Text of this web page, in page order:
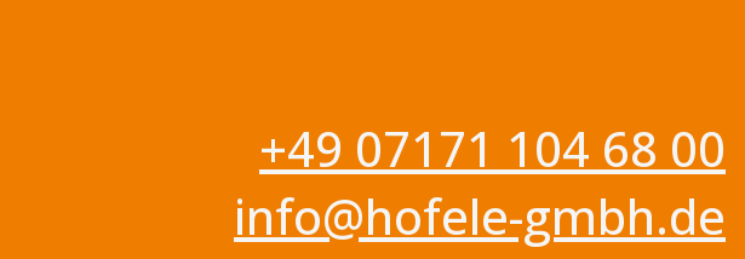
+49 07171 104 68 00
info@hofele-gmbh.de